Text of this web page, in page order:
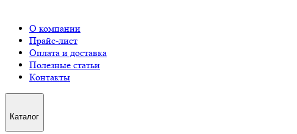
О компании
Прайс-лист
Оплата и доставка
Полезные статьи
Контакты
Каталог